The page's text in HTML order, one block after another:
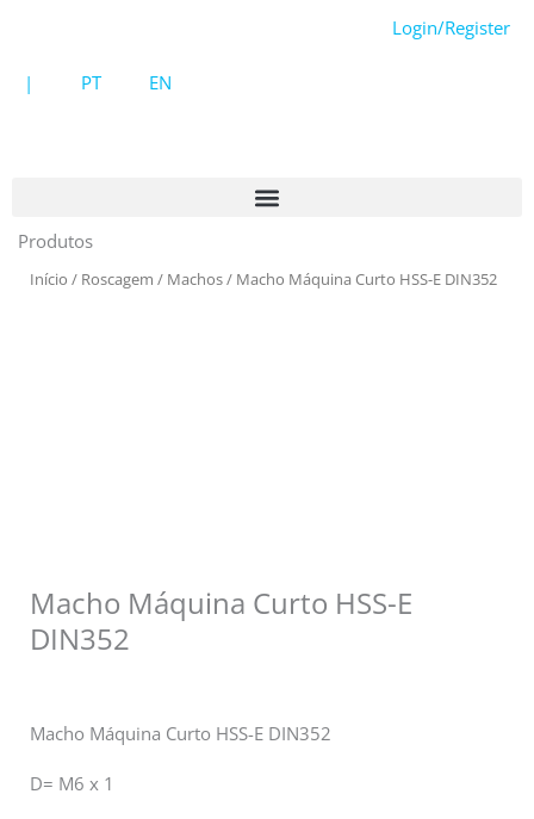
content
Login/Register
| PT EN
Produtos
Início / Roscagem / Machos/ Macho Máquina Curto HSS-E DIN352
Macho Máquina Curto HSS-E
DIN352
Macho Máquina Curto HSS-E DIN352
D= M6 x 1